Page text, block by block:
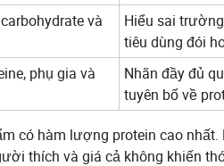
và
Hiểu sai
tiêu dùng đói
phụ gia và
Nhãn đầy đủ
tuyên bố về
có hàm lượng protein cao nhất.
thích và giá cả không khiến